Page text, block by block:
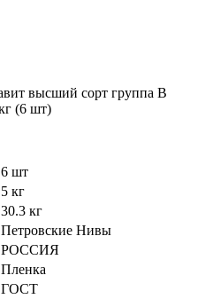
6 шт
5 кг
30.3 кг
Петровские Нивы
РОССИЯ
Пленка
ГОСТ